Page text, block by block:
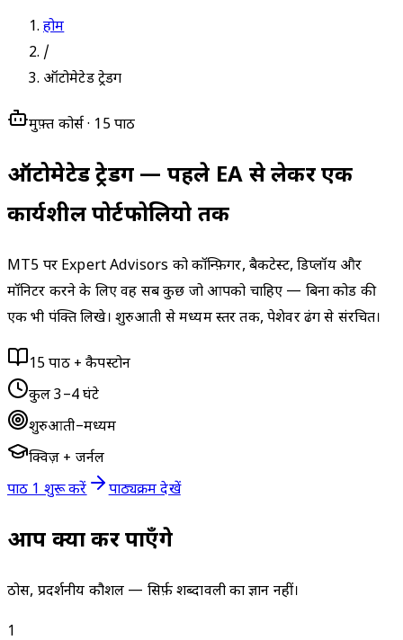
होम
/
ऑटोमेटेड ट्रेडिंग
मुफ़्त कोर्स · 15 पाठ
ऑटोमेटेड ट्रेडिंग — पहले EA से लेकर एक
कार्यशील पोर्टफोलियो तक
MT5 पर Expert Advisors को कॉन्फ़िगर, बैकटेस्ट, डिप्लॉय और
मॉनिटर करने के लिए वह सब कुछ जो आपको चाहिए — बिना कोड की
एक भी पंक्ति लिखे। शुरुआती से मध्यम स्तर तक, पेशेवर ढंग से संरचित।
15 पाठ + कैपस्टोन
कुल 3–4 घंटे
शुरुआती–मध्यम
क्विज़ + जर्नल
पाठ 1 शुरू करें
पाठ्यक्रम देखें
आप क्या कर पाएँगे
ठोस, प्रदर्शनीय कौशल — सिर्फ़ शब्दावली का ज्ञान नहीं।
1